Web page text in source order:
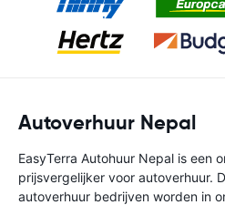
Autoverhuur Nepal
EasyTerra Autohuur Nepal is een
prijsvergelijker voor autoverhuur.
autoverhuur bedrijven worden in